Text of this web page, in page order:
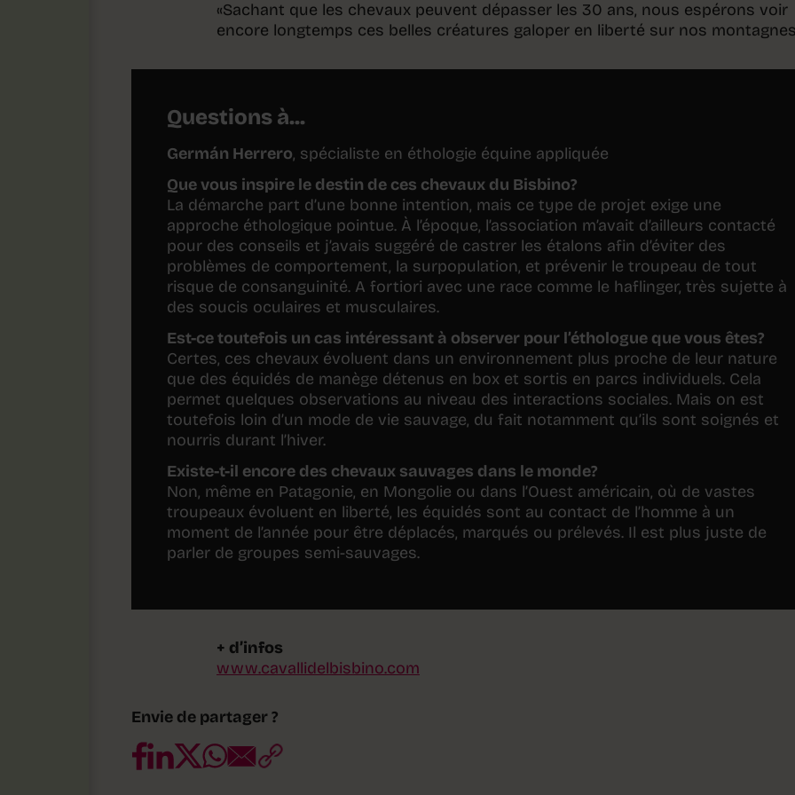
«Sachant que les chevaux peuvent dépasser les 30 ans, nous espérons voir
encore longtemps ces belles créatures galoper en liberté sur nos
Questions à...
Germán Herrero, spécialiste en éthologie équine appliquée
Que vous inspire le destin de ces chevaux du Bisbino?
La démarche part d’une bonne intention, mais ce type de projet exige une
approche éthologique pointue. À l’époque, l’association m’avait d’ailleurs contacté
pour des conseils et j’avais suggéré de castrer les étalons afin d’éviter des
problèmes de comportement, la surpopulation, et prévenir le troupeau de tout
risque de consanguinité. A fortiori avec une race comme le haflinger, très sujette à
des soucis oculaires et musculaires.
Est-ce toutefois un cas intéressant à observer pour l’éthologue que vous êtes?
Certes, ces chevaux évoluent dans un environnement plus proche de leur nature
que des équidés de manège détenus en box et sortis en parcs individuels. Cela
permet quelques observations au niveau des interactions sociales. Mais on est
toutefois loin d’un mode de vie sauvage, du fait notamment qu’ils sont soignés et
nourris durant l’hiver.
Existe-t-il encore des chevaux sauvages dans le monde?
Non, même en Patagonie, en Mongolie ou dans l’Ouest américain, où de vastes
troupeaux évoluent en liberté, les équidés sont au contact de l’homme à un
moment de l’année pour être déplacés, marqués ou prélevés. Il est plus juste de
parler de groupes semi-sauvages.
+ d’infos
www.cavallidelbisbino.com
Envie de partager ?